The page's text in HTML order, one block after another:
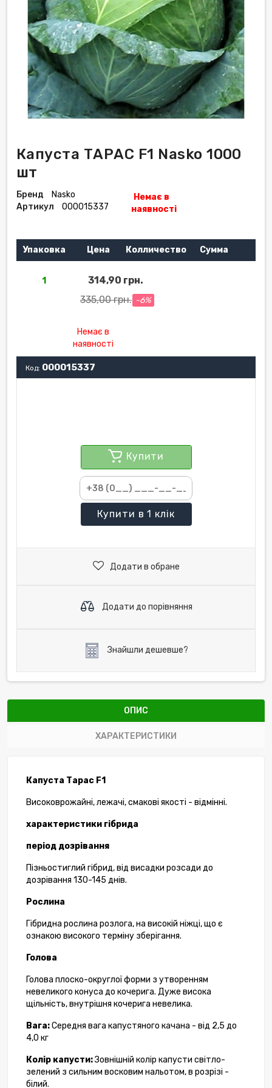
Капуста ТАРАС F1 Nasko 1000
шт
Бренд
Nasko
Артикул
000015337
Немає в
наявності
Упаковка Цена Колличество Сумма
1
314,90 грн.
335,00 грн. -6%
Немає в
наявності
Код: 000015337
Купити
Купити в 1 клік
Додати в обране
Додати до порівняння
Знайшли дешевше?
ОПИС
ХАРАКТЕРИСТИКИ
Капуста Тарас F1
Високоврожайні, лежачі, смакові якості - відмінні.
характеристики гібрида
період дозрівання
Пізньостиглий гібрид, від висадки розсади до
дозрівання 130-145 днів.
Рослина
Гібридна рослина розлога, на високій ніжці, що є
ознакою високого терміну зберігання.
Голова
Голова плоско-округлої форми з утворенням
невеликого конуса до кочерига. Дуже висока
щільність, внутрішня кочерига невелика.
Вага:Середня вага капустяного качана - від 2,5 до
4,0 кг
Колір капусти:Зовнішній колір капусти світло-
зелений з сильним восковим нальотом, в розрізі -
білий.